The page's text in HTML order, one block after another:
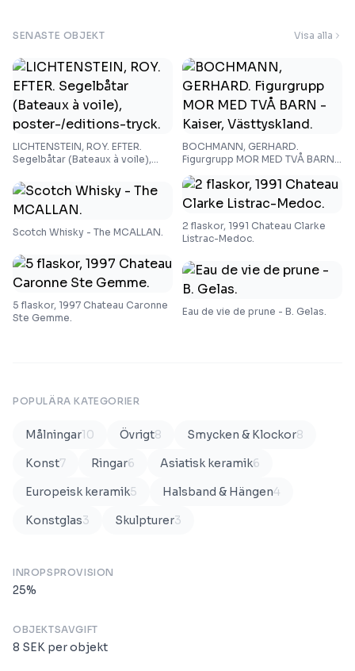
SENASTE OBJEKT Visa alla
LICHTENSTEIN, ROY. EFTER.
Segelbåtar (Bateaux à voile),
BOCHMANN, GERHARD.
Figurgrupp MOR MED TVÅ BARN -
Scotch Whisky - The MCALLAN.
2 flaskor, 1991 Chateau Clarke
Listrac-Medoc.
5 flaskor, 1997 Chateau Caronne
Ste Gemme.
Eau de vie de prune - B. Gelas.
POPULÄRA KATEGORIER
Målningar10 Övrigt8 Smycken & Klockor8
Konst7 Ringar6 Asiatisk keramik6
Europeisk keramik5 Halsband & Hängen4
Konstglas3 Skulpturer3
INROPSPROVISION
25%
OBJEKTSAVGIFT
8 SEK per objekt